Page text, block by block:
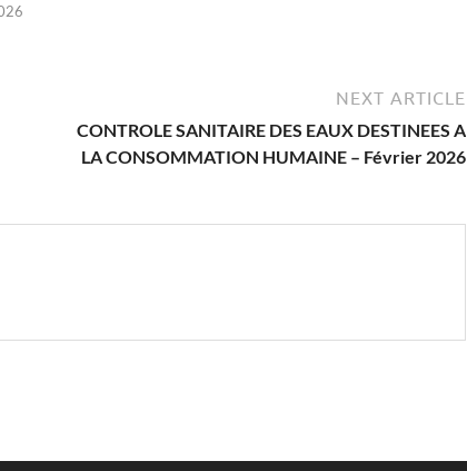
NEXT ARTICLE
CONTROLE SANITAIRE DES EAUX DESTINEES A
LA CONSOMMATION HUMAINE – Février 2026